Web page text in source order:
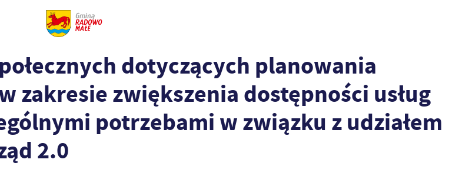
dotyczących planowania
zakresie zwiększenia dostępności usług
potrzebami w związku z udziałem
2.0